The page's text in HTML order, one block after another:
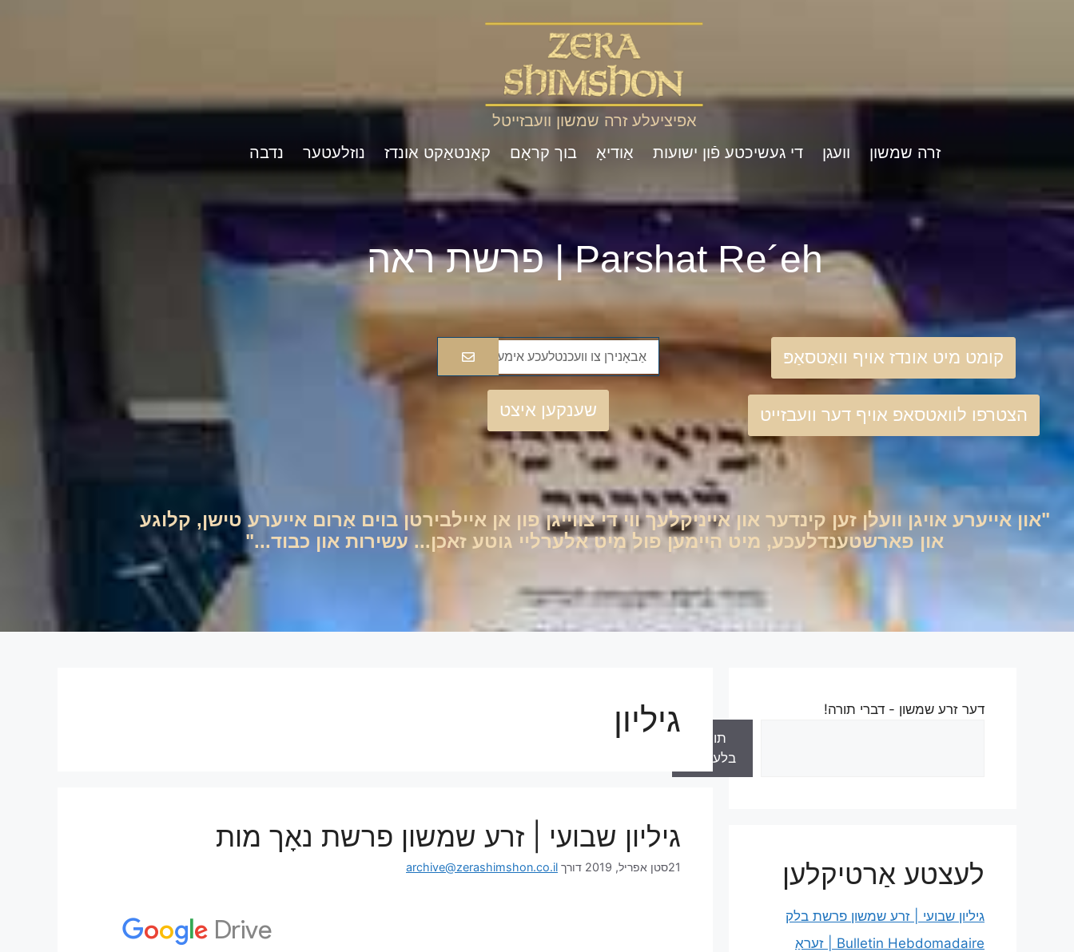
אפיציעלע זרה שמשון וועבזייטל
זרה שמשון
וועגן די געשיכטע פֿון ישועות אַודיאָ בוך קראָם קאָנטאַקט אונדז נוזלעטער נדבה
Parshat Re´eh | פרשת ראה
קומט מיט אונדז אויף וואַטסאַפּ
הצטרפו לוואטסאפ אויף דער וועבזייט שענקען איצט
"און אייערע אויגן וועלן זען קינדער און אייניקלעך ווי די צווייגן פון אן איילבירטן בוים אַרום אייערע טישן, קלוגע
און פארשטענדלעכע, מיט היימען פול מיט אלערליי גוטע זאכן... עשירות און כבוד..."
גיליון
גיליון שבועי | זרע שמשון פרשת נאָך מות
21סטן אפריל, 2019 דורך archive@zerashimshon.co.il
דער זרע שמשון - דברי תורה!
תורה
בלעטער
לעצטע אַרטיקלען
גיליון שבועי | זרע שמשון פרשת בלק
Bulletin Hebdomadaire | זעראַ